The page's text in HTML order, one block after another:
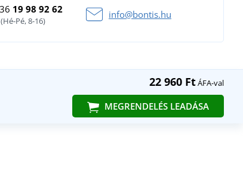
19 98 92 62
(Hé-Pé, 8-16)
info@bontis.hu
22 960 FtÁFA-val
MEGRENDELÉS LEADÁSA